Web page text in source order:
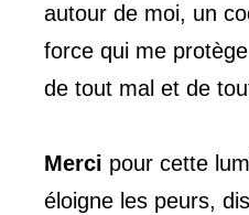
autour de moi, un
force qui me
de tout mal et de
Merci pour cette
éloigne les peurs,